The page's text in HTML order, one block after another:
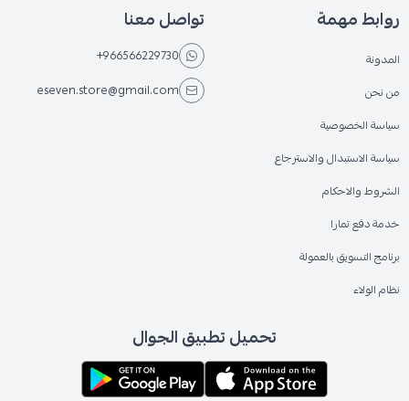
روابط مهمة
المدونة
من نحن
سياسة الخصوصية
سياسة الاستبدال والاسترجاع
الشروط والاحكام
خدمة دفع تمارا
برنامج التسويق بالعمولة
نظام الولاء
تواصل معنا
+966566229730
eseven.store@gmail.com
تحميل تطبيق الجوال